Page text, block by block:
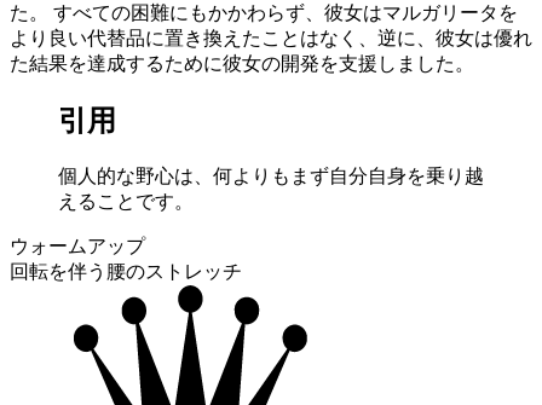
た。 すべての困難にもかかわらず、彼女はマルガリータを
より良い代替品に置き換えたことはなく、逆に、彼女は優れ
た結果を達成するために彼女の開発を支援しました。
引用
個人的な野心は、何よりもまず自分自身を乗り越
えることです。
ウォームアップ
回転を伴う腰のストレッチ